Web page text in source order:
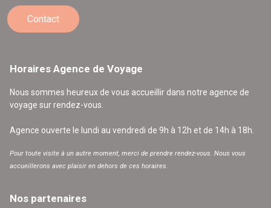
Contact
Horaires Agence de Voyage
Nous sommes heureux de vous accueillir dans notre agence de
voyage sur rendez-vous.
Agence ouverte le lundi au vendredi de 9h à 12h et de 14h à 18h.
Pour toute visite à un autre moment, merci de prendre rendez-vous. Nous vous
accueillerons avec plaisir en dehors de ces horaires.
Nos partenaires